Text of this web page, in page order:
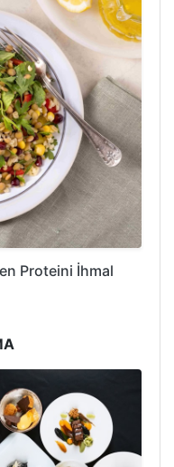
Proteini İhmal